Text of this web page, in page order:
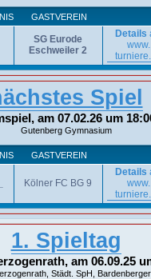
GASTVEREIN
SG Eurode
Eschweiler 2
Details
www.
Spiel
am 07.02.26 um
Gutenberg Gymnasium
GASTVEREIN
Kölner FC BG 9
Details
www.
1. Spieltag
am 06.09.25
Städt. SpH,